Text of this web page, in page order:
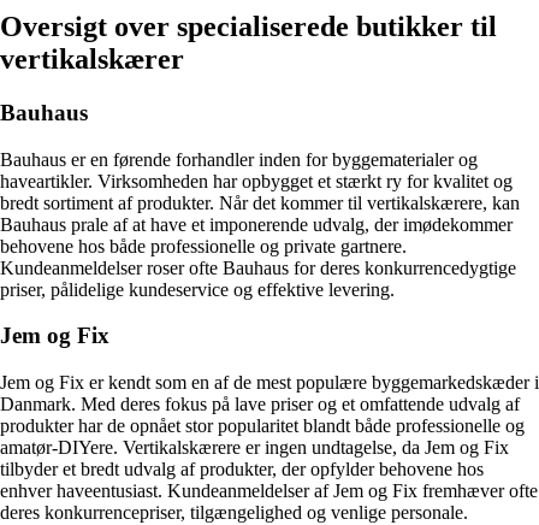
Oversigt over specialiserede butikker til
vertikalskærer
Bauhaus
Bauhaus er en førende forhandler inden for byggematerialer og
haveartikler. Virksomheden har opbygget et stærkt ry for kvalitet og
bredt sortiment af produkter. Når det kommer til vertikalskærere, kan
Bauhaus prale af at have et imponerende udvalg, der imødekommer
behovene hos både professionelle og private gartnere.
Kundeanmeldelser roser ofte Bauhaus for deres konkurrencedygtige
priser, pålidelige kundeservice og effektive levering.
Jem og Fix
Jem og Fix er kendt som en af de mest populære byggemarkedskæder i
Danmark. Med deres fokus på lave priser og et omfattende udvalg af
produkter har de opnået stor popularitet blandt både professionelle og
amatør-DIYere. Vertikalskærere er ingen undtagelse, da Jem og Fix
tilbyder et bredt udvalg af produkter, der opfylder behovene hos
enhver haveentusiast. Kundeanmeldelser af Jem og Fix fremhæver ofte
deres konkurrencepriser, tilgængelighed og venlige personale.